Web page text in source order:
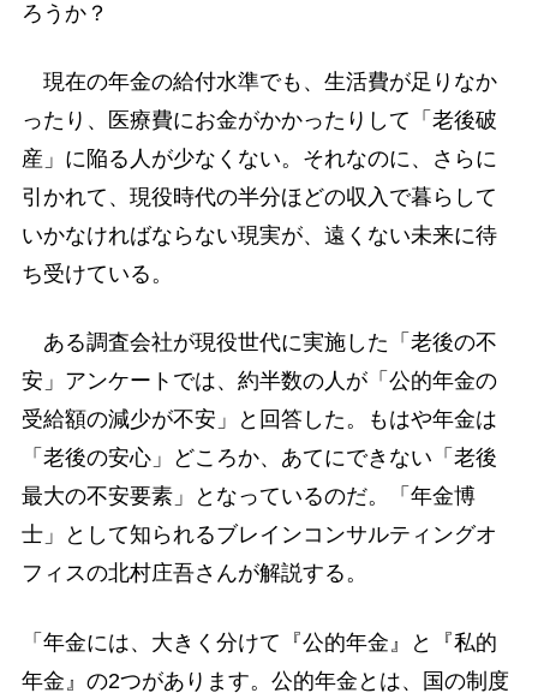
ろうか？
現在の年金の給付水準でも、生活費が足りなか
ったり、医療費にお金がかかったりして「老後破
産」に陥る人が少なくない。それなのに、さらに
引かれて、現役時代の半分ほどの収入で暮らして
いかなければならない現実が、遠くない未来に待
ち受けている。
ある調査会社が現役世代に実施した「老後の不
安」アンケートでは、約半数の人が「公的年金の
受給額の減少が不安」と回答した。もはや年金は
「老後の安心」どころか、あてにできない「老後
最大の不安要素」となっているのだ。「年金博
士」として知られるブレインコンサルティングオ
フィスの北村庄吾さんが解説する。
「年金には、大きく分けて『公的年金』と『私的
年金』の2つがあります。公的年金とは、国の制度